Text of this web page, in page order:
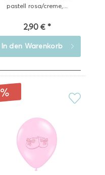
pastell rosa/creme,...
2,90 € *
In den Warenkorb